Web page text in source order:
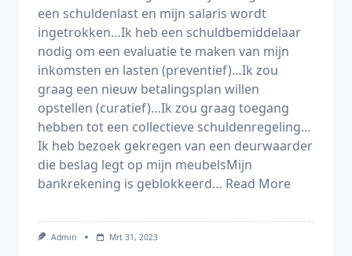
een schuldenlast en mijn salaris wordt
ingetrokken…Ik heb een schuldbemiddelaar
nodig om een evaluatie te maken van mijn
inkomsten en lasten (preventief)…Ik zou
graag een nieuw betalingsplan willen
opstellen (curatief)…Ik zou graag toegang
hebben tot een collectieve schuldenregeling…
Ik heb bezoek gekregen van een deurwaarder
die beslag legt op mijn meubelsMijn
bankrekening is geblokkeerd… Read More
Admin Mrt 31, 2023